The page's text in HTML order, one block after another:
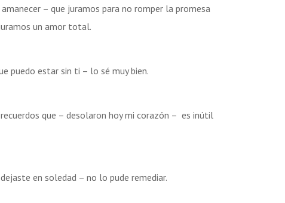
– que juramos para no romper la promesa
un amor total.
puedo estar sin ti – lo sé muy bien.
que – desolaron hoy mi corazón – es inútil
en soledad – no lo pude remediar.